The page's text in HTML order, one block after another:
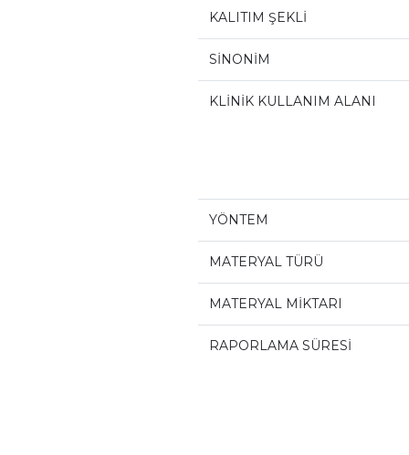
KALITIM ŞEKLİ
SİNONİM
KLİNİK KULLANIM ALANI
YÖNTEM
MATERYAL TÜRÜ
MATERYAL MİKTARI
RAPORLAMA SÜRESİ